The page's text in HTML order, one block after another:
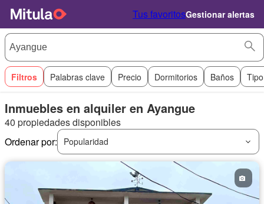
Tus favoritosGestionar alertas
Filtros Palabras clave Precio Dormitorios Baños
Inmuebles en alquiler en Ayangue
40 propiedades disponibles
Ordenar por:
Popularidad